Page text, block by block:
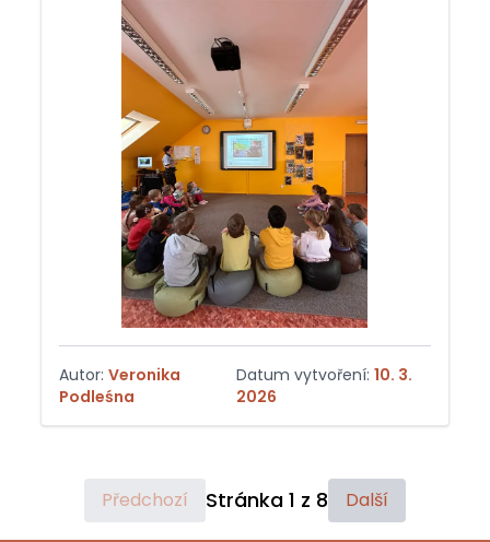
Autor: Veronika
Podleśna
Datum vytvoření: 10. 3.
2026
Předchozí Stránka 1 z 8 Další